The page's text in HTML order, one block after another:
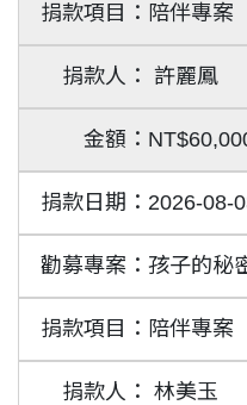
陪伴專案
許麗鳳
2026-08-
孩子的秘
陪伴專案
林美玉